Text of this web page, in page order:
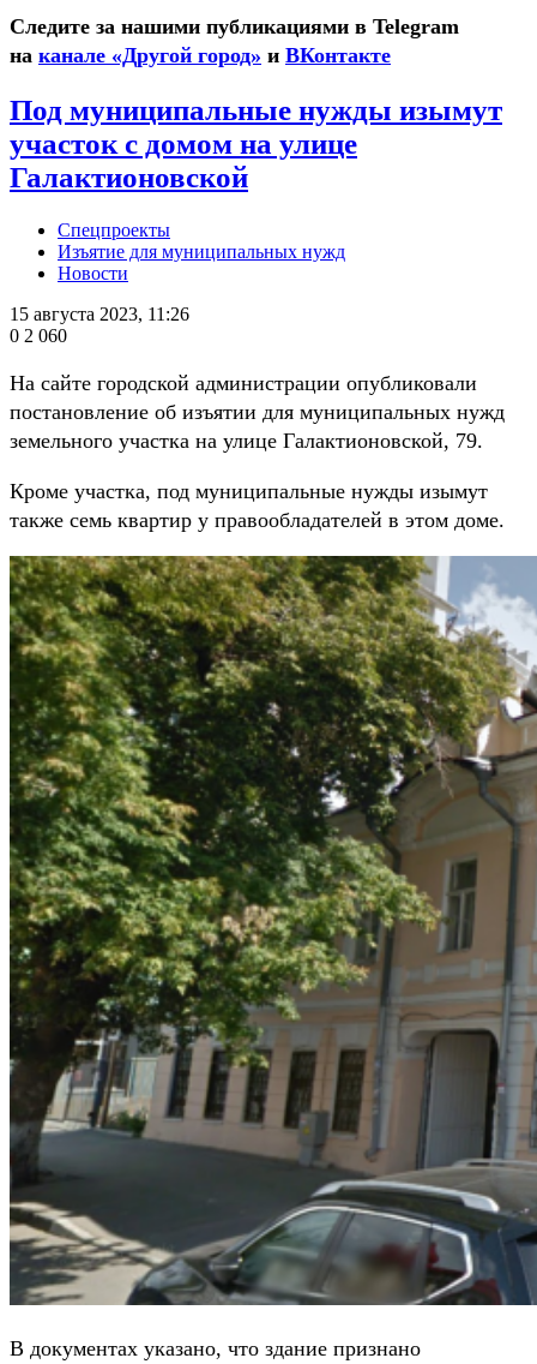
Следите за нашими публикациями в Telegram
на канале «Другой город» и ВКонтакте
Под муниципальные нужды изымут
участок с домом на улице
Галактионовской
Спецпроекты
Изъятие для муниципальных нужд
Новости
15 августа 2023, 11:26
0 2 060
На сайте городской администрации опубликовали
постановление об изъятии для муниципальных нужд
земельного участка на улице Галактионовской, 79.
Кроме участка, под муниципальные нужды изымут
также семь квартир у правообладателей в этом доме.
В документах указано, что здание признано